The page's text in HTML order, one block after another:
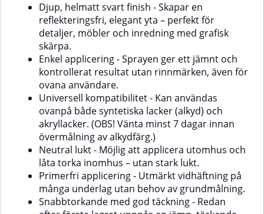
Möjlig att applicera utomhus och
låta torka inomhus – utan
störande doft.Utmärkt
vidhäftning utan primer - Fäster
effektivt på många underlag,
även utan grundfärg.Lämplig för
känsliga material - Säker att
använda på frigolit och
övermålningsbar
hårdplast.Reptålig yta -
Motståndskraftig mot repor –
håller sig snygg över
tid.Miljövänligare val - Innehåller
biologiskt nedbrytbara
lösningsmedel.Användningsområden:Möbler
och inredning i matt vit
designVäggdekorationer,
ramar DIY-projekt med
minimalistisk
estetikModellbygge, hantverk
utan stark lukt.Utmärkt
vidhäftning - Fäster på många
ytor utan behov av
grundmålning.Snabbtorkande
med hög täckförmåga - Redan
första lagret ger en jämn svart yta
med glans.Lämplig för känsliga
frigolit och övermålningsbar
hårdplast utan att påverka
ytan.Reptålig och hållbar - Ger ett
hållbart resultat.Miljövänligare
val - Innehåller biologiskt
nedbrytbara
möbler,
dekorationerHobbyprojekt och
designföremålKonstnärliga eller
arkitektoniska projekt där glans
och svärta kombinerasLämplig
Djup, helmatt svart finish - Skapar en
reflekteringsfri, elegant yta – perfekt för
detaljer, möbler och inredning med grafisk
skärpa.
Enkel applicering - Sprayen ger ett jämnt och
kontrollerat resultat utan rinnmärken, även för
ovana användare.
Universell kompatibilitet - Kan användas
ovanpå både syntetiska lacker (alkyd) och
akryllacker. (OBS! Vänta minst 7 dagar innan
övermålning av alkydfärg.)
Neutral lukt - Möjlig att applicera utomhus och
låta torka inomhus – utan stark lukt.
Primerfri applicering - Utmärkt vidhäftning på
många underlag utan behov av grundmålning.
Snabbtorkande med god täckning - Redan